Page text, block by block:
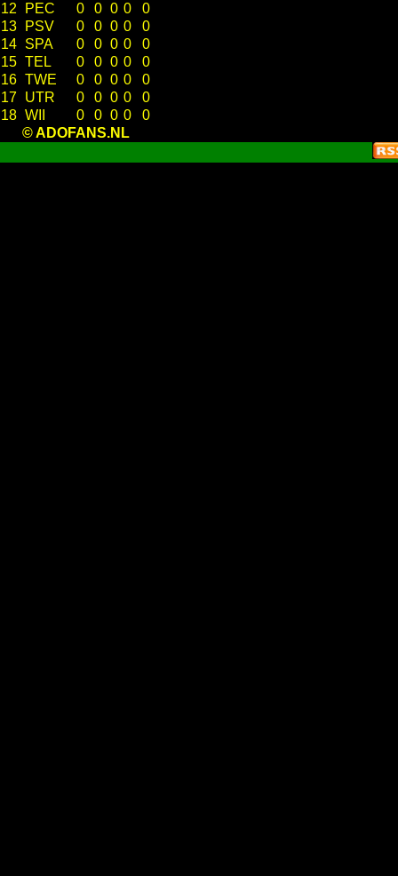
12
PEC 0 0 0 0
0
13
PSV 0 0 0 0
0
14 SPA 0 0 0 0
0
15 TEL 0 0 0 0
0
16 TWE 0 0 0 0
0
17 UTR 0 0 0 0
0
18 WII 0 0 0 0
0
© ADOFANS.NL